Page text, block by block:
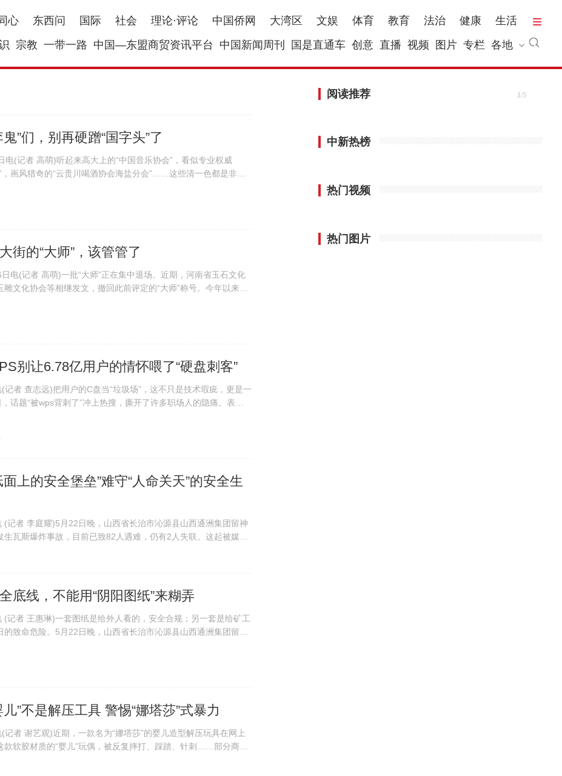
同心 东西问 国际 社会 理论·评论 中国侨网 大湾区 文娱 体育 教育 法治 健康
生活
宗教 一带一路 中国—东盟商贸资讯平台 中国新闻周刊 国是直通车 创意 直播 视频 图片 专栏 各地
”们，别再硬蹭“国字头”了
(记者 高萌)听起来高大上的“中国音乐协会”，看似专业权威
，画风猎奇的“云贵川喝酒协会海盐分会”……这些清一色都是非法
街的“大师”，该管管了
(记者 高萌)一批“大师”正在集中退场。近期，河南省玉石文化
文化协会等相继发文，撤回此前评定的“大师”称号。今年以来，
别让6.78亿用户的情怀喂了“硬盘刺客”
记者 查志远)把用户的C盘当“垃圾场”，这不只是技术瑕疵，更是一
话题“被wps背刺了”冲上热搜，撕开了许多职场人的隐痛。表面
上的安全堡垒”难守“人命关天”的安全生
(记者 李庭耀)5月22日晚，山西省长治市沁源县山西通洲集团留神
瓦斯爆炸事故，目前已致82人遇难，仍有2人失联。这起被媒体
”的事故，一层一层撕开了一家高瓦斯煤矿“纸面上的安全堡垒”。5
底线，不能用“阴阳图纸”来糊弄
(记者 王惠琳)一套图纸是给外人看的，安全合规；另一套是给矿工
的致命危险。5月22日晚，山西省长治市沁源县山西通洲集团留神
”不是解压工具 警惕“娜塔莎”式暴力
记者 谢艺观)近期，一款名为“娜塔莎”的婴儿造型解压玩具在网上
款软胶材质的“婴儿”玩偶，被反复摔打、踩踏、针刺……部分商家
阅读推荐 1/5
中新热榜
热门视频
热门图片